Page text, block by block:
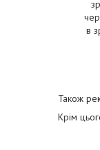
в
Також
Крім